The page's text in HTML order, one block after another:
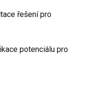
řešení pro
potenciálu pro